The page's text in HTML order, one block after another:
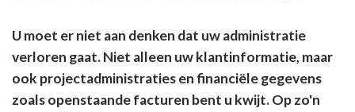
U moet er niet aan denken dat uw administratie
verloren gaat. Niet alleen uw klantinformatie, maar
ook projectadministraties en financiële gegevens
zoals openstaande facturen bent u kwijt. Op zo'n